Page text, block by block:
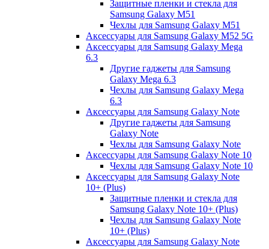
Защитные пленки и стекла для
Samsung Galaxy M51
Чехлы для Samsung Galaxy M51
Аксессуары для Samsung Galaxy M52 5G
Аксессуары для Samsung Galaxy Mega
6.3
Другие гаджеты для Samsung
Galaxy Mega 6.3
Чехлы для Samsung Galaxy Mega
6.3
Аксессуары для Samsung Galaxy Note
Другие гаджеты для Samsung
Galaxy Note
Чехлы для Samsung Galaxy Note
Аксессуары для Samsung Galaxy Note 10
Чехлы для Samsung Galaxy Note 10
Аксессуары для Samsung Galaxy Note
10+ (Plus)
Защитные пленки и стекла для
Samsung Galaxy Note 10+ (Plus)
Чехлы для Samsung Galaxy Note
10+ (Plus)
Аксессуары для Samsung Galaxy Note